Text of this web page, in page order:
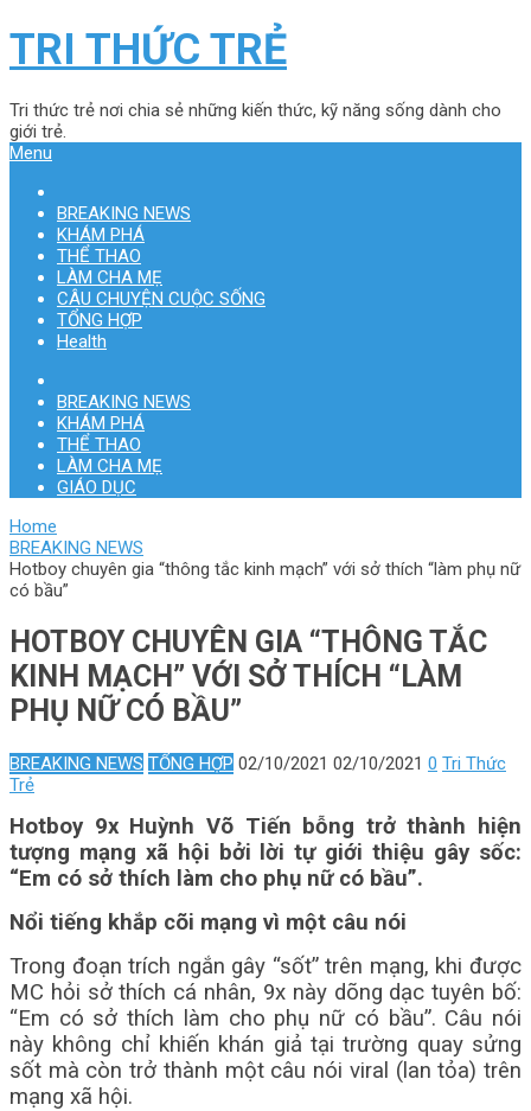
TRI THỨC TRẺ
Tri thức trẻ nơi chia sẻ những kiến thức, kỹ năng sống dành cho
giới trẻ.
Menu
BREAKING NEWS
KHÁM PHÁ
THỂ THAO
LÀM CHA MẸ
CÂU CHUYỆN CUỘC SỐNG
TỔNG HỢP
Health
BREAKING NEWS
KHÁM PHÁ
THỂ THAO
LÀM CHA MẸ
GIÁO DỤC
Home
BREAKING NEWS
Hotboy chuyên gia “thông tắc kinh mạch” với sở thích “làm phụ nữ
có bầu”
HOTBOY CHUYÊN GIA “THÔNG TẮC
KINH MẠCH” VỚI SỞ THÍCH “LÀM
PHỤ NỮ CÓ BẦU”
BREAKING NEWS TỔNG HỢP 02/10/2021 02/10/2021 0 Tri Thức
Trẻ
Hotboy 9x Huỳnh Võ Tiến bỗng trở thành hiện
tượng mạng xã hội bởi lời tự giới thiệu gây sốc:
“Em có sở thích làm cho phụ nữ có bầu”.
Nổi tiếng khắp cõi mạng vì một câu nói
Trong đoạn trích ngắn gây “sốt” trên mạng, khi được
MC hỏi sở thích cá nhân, 9x này dõng dạc tuyên bố:
“Em có sở thích làm cho phụ nữ có bầu”. Câu nói
này không chỉ khiến khán giả tại trường quay sửng
sốt mà còn trở thành một câu nói viral (lan tỏa) trên
mạng xã hội.